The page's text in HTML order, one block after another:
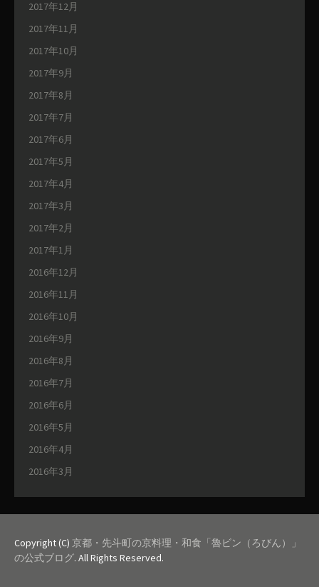
2017年12月
2017年11月
2017年10月
2017年9月
2017年8月
2017年7月
2017年6月
2017年5月
2017年4月
2017年3月
2017年2月
2017年1月
2016年12月
2016年11月
2016年10月
2016年9月
2016年8月
2016年7月
2016年6月
2016年5月
2016年4月
2016年3月
Copyright (C) 京都・先斗町の京料理・和食「魯ビン（ろびん）」
の公式ブログ. All Rights Reserved.